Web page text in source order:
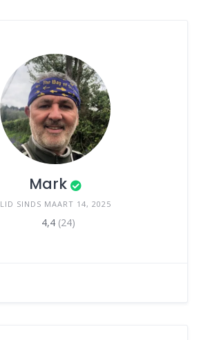
Mark
LID SINDS MAART 14, 2025
4,4 (24)